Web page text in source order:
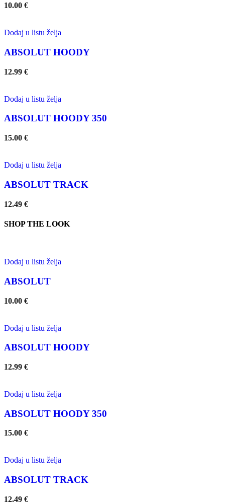
10.00 €
Dodaj u listu želja
ABSOLUT HOODY
12.99 €
Dodaj u listu želja
ABSOLUT HOODY 350
15.00 €
Dodaj u listu želja
ABSOLUT TRACK
12.49 €
SHOP THE LOOK
Dodaj u listu želja
ABSOLUT
10.00 €
Dodaj u listu želja
ABSOLUT HOODY
12.99 €
Dodaj u listu želja
ABSOLUT HOODY 350
15.00 €
Dodaj u listu želja
ABSOLUT TRACK
12.49 €